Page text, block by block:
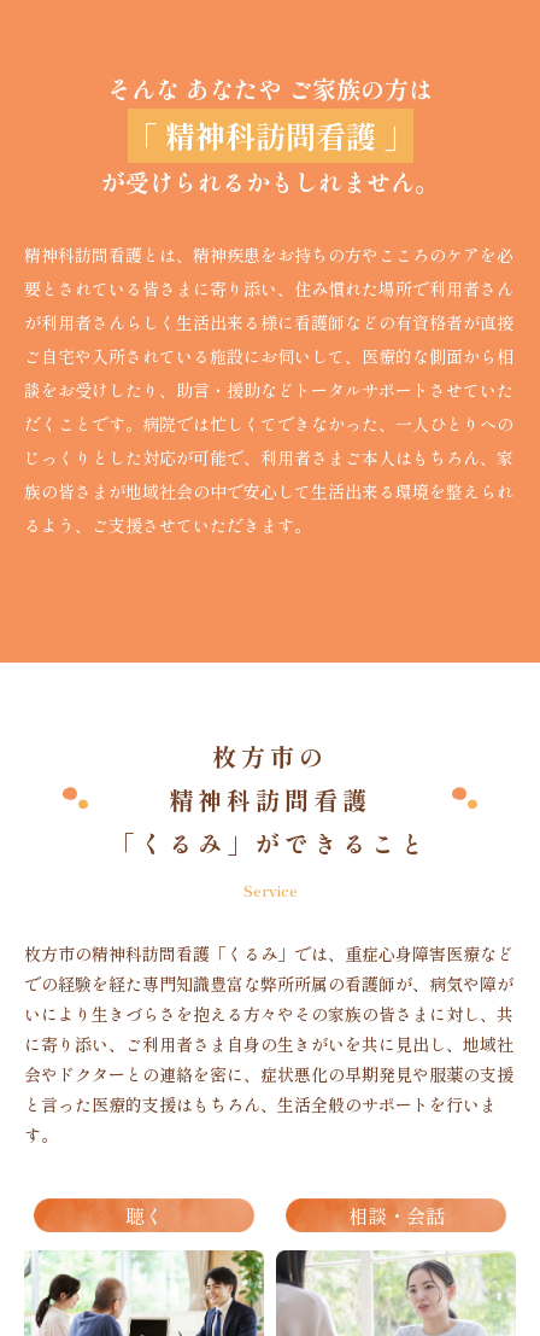
そんな あなたや ご家族の方は
「 精神科訪問看護 」
が受けられるかもしれません。
精神科訪問看護とは、精神疾患をお持ちの方やこころのケアを必
要とされている皆さまに寄り添い、住み慣れた場所で利用者さん
が利用者さんらしく生活出来る様に看護師などの有資格者が直接
ご自宅や入所されている施設にお伺いして、医療的な側面から相
談をお受けしたり、助言・援助などトータルサポートさせていた
だくことです。病院では忙しくてできなかった、一人ひとりへの
じっくりとした対応が可能で、利用者さまご本人はもちろん、家
族の皆さまが地域社会の中で安心して生活出来る環境を整えられ
るよう、ご支援させていただきます。
枚方市の
精神科訪問看護
「くるみ」ができること
Service
枚方市の精神科訪問看護「くるみ」では、重症心身障害医療など
での経験を経た専門知識豊富な弊所所属の看護師が、病気や障が
いにより生きづらさを抱える方々やその家族の皆さまに対し、共
に寄り添い、ご利用者さま自身の生きがいを共に見出し、地域社
会やドクターとの連絡を密に、症状悪化の早期発見や服薬の支援
と言った医療的支援はもちろん、生活全般のサポートを行いま
す。
聴く 相談・会話